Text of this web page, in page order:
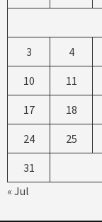
3 4
10 11
17 18
24 25
31
« Jul